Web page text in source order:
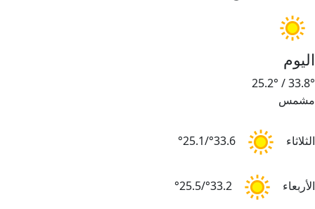
اليوم
33.8°
/
25.2°
مشمس
الثلاثاء 33.6°/25.1°
الأربعاء 33.2°/25.5°